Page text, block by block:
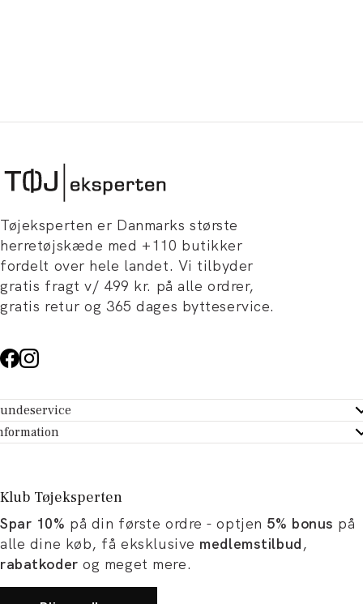
Tøjeksperten er Danmarks største
herretøjskæde med +110 butikker
fordelt over hele landet. Vi tilbyder
gratis fragt v/ 499 kr. på alle ordrer,
gratis retur og 365 dages bytteservice.
- Hjælpecenter
dit køb
Tøjeksperten
og artikler
og karriere
Klub Tøjeksperten
Spar 10% på din første ordre - optjen 5% bonus på
alle dine køb, få eksklusive medlemstilbud,
rabatkoder og meget mere.